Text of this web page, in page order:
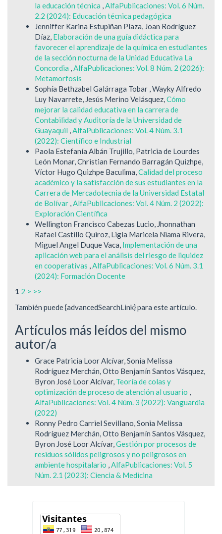
la educación técnica ,AlfaPublicaciones: Vol. 6 Núm.
2.2 (2024): Educación técnica pedagógica
Jenniffer Karina Estupiñan Plaza, Joan Rodríguez
Díaz, Elaboración de una guía didáctica para
favorecer el aprendizaje de la química en estudiantes
de la sección nocturna de la Unidad Educativa La
Concordia ,AlfaPublicaciones: Vol. 8 Núm. 2 (2026):
Metamorfosis
Sophía Bethzabel Galárraga Tobar , Wayky Alfredo
Luy Navarrete, Jesús Merino Velásquez,Cómo
mejorar la calidad educativa en la carrera de
Contabilidad y Auditoría de la Universidad de
Guayaquil ,AlfaPublicaciones: Vol. 4 Núm. 3.1
(2022): Científico e Industrial
Paola Estefanía Albán Trujillo, Patricia de Lourdes
León Monar, Christian Fernando Barragán Quizhpe,
Víctor Hugo Quizhpe Baculima,Calidad del proceso
académico y la satisfacción de sus estudiantes en la
Carrera de Mercadotecnia de la Universidad Estatal
de Bolívar ,AlfaPublicaciones: Vol. 4 Núm. 2 (2022):
Exploración Científica
Wellington Francisco Cabezas Lucio, Jhonnathan
Rafael Castillo Quiroz, Ligia Maricela Niama Rivera,
Miguel Angel Duque Vaca, Implementación de una
aplicación web para el análisis del riesgo de liquidez
en cooperativas ,AlfaPublicaciones: Vol. 6 Núm. 3.1
(2024): Formación Docente
1 2 > >>
También puede {advancedSearchLink} para este artículo.
Artículos más leídos del mismo
autor/a
Grace Patricia Loor Alcívar, Sonia Melissa
Rodríguez Merchán, Otto Benjamín Santos Vásquez,
Byron José Loor Alcívar, Teoría de colas y
optimización de proceso de atención al usuario ,
AlfaPublicaciones: Vol. 4 Núm. 3 (2022): Vanguardia
(2022)
Ronny Pedro Carriel Sevillano, Sonia Melissa
Rodríguez Merchán, Otto Benjamín Santos Vásquez,
Byron José Loor Alcívar,Gestión por procesos de
residuos sólidos peligrosos y no peligrosos en
ambiente hospitalario ,AlfaPublicaciones: Vol. 5
Núm. 2.1 (2023): Ciencia & Medicina